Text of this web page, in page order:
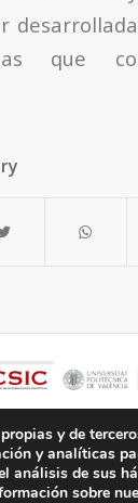
que
y de
y analíticas
análisis de sus
sobre